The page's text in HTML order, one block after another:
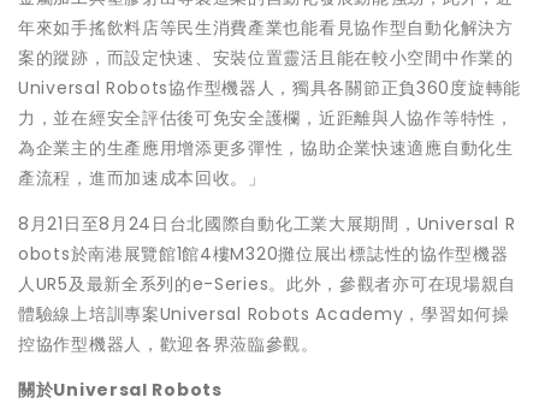
年來如手搖飲料店等民生消費產業也能看見協作型自動化解決方
案的蹤跡，而設定快速、安裝位置靈活且能在較小空間中作業的
Universal Robots協作型機器人，獨具各關節正負360度旋轉能
力，並在經安全評估後可免安全護欄，近距離與人協作等特性，
為企業主的生產應用增添更多彈性，協助企業快速適應自動化生
產流程，進而加速成本回收。」
8月21日至8月24日台北國際自動化工業大展期間，Universal R
obots於南港展覽館1館4樓M320攤位展出標誌性的協作型機器
人UR5及最新全系列的e-Series。此外，參觀者亦可在現場親自
體驗線上培訓專案Universal Robots Academy，學習如何操
控協作型機器人，歡迎各界蒞臨參觀。
關於Universal Robots